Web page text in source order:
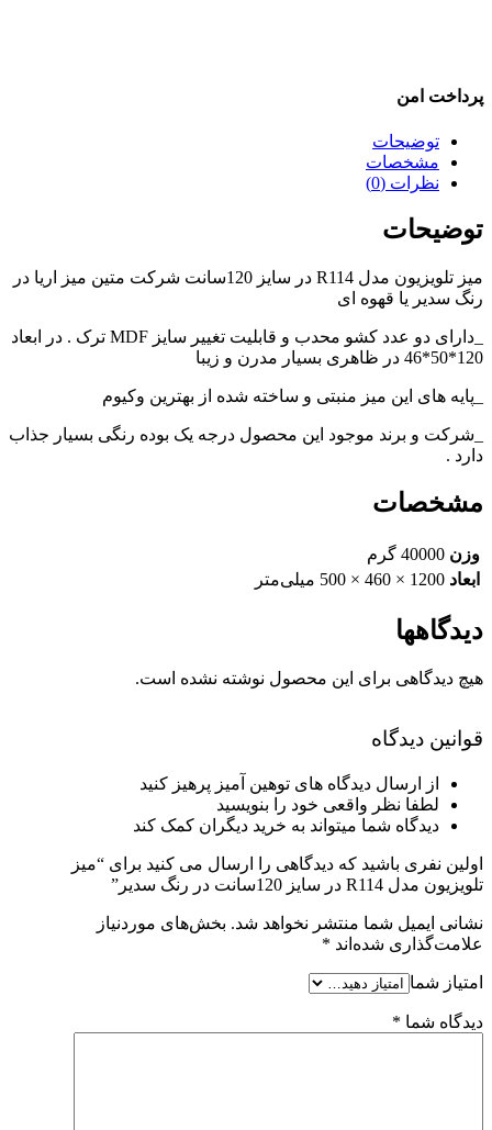
پرداخت امن
توضیحات
مشخصات
نظرات (0)
توضیحات
میز تلویزیون مدل R114 در سایز 120سانت شرکت متین میز اریا در
رنگ سدیر یا قهوه ای
_دارای دو عدد کشو محدب و قابلیت تغییر سایز MDF ترک . در ابعاد
120*50*46 در ظاهری بسیار مدرن و زیبا
_پایه های این میز منبتی و ساخته شده از بهترین وکیوم
_شرکت و برند موجود این محصول درجه یک بوده رنگی بسیار جذاب
دارد .
مشخصات
وزن 40000 گرم
ابعاد 1200 × 460 × 500 میلی‌متر
دیدگاهها
هیچ دیدگاهی برای این محصول نوشته نشده است.
قوانین دیدگاه
از ارسال دیدگاه های توهین آمیز پرهیز کنید
لطفا نظر واقعی خود را بنویسید
دیدگاه شما میتواند به خرید دیگران کمک کند
اولین نفری باشید که دیدگاهی را ارسال می کنید برای “میز
تلویزیون مدل R114 در سایز 120سانت در رنگ سدیر”
نشانی ایمیل شما منتشر نخواهد شد. بخش‌های موردنیاز
علامت‌گذاری شده‌اند *
امتیاز شما
دیدگاه شما *